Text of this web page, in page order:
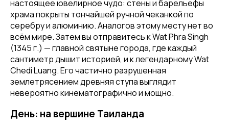
настоящее ювелирное чудо: стены и барельефы
храма покрыты тончайшей ручной чеканкой по
серебру и алюминию. Аналогов этому месту нет во
всём мире. Затем вы отправитесь к Wat Phra Singh
(1345 г.) — главной святыне города, где каждый
сантиметр дышит историей, и к легендарному Wat
Chedi Luang. Его частично разрушенная
землетрясением древняя ступа выглядит
невероятно кинематографично и мощно.
День: на вершине Таиланда